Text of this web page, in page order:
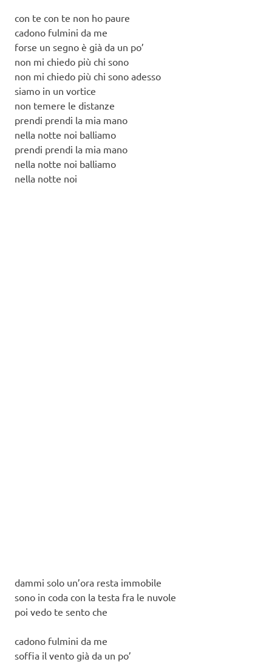
con te con te non ho paure
cadono fulmini da me
forse un segno è già da un po’
non mi chiedo più chi sono
non mi chiedo più chi sono adesso
siamo in un vortice
non temere le distanze
prendi prendi la mia mano
nella notte noi balliamo
prendi prendi la mia mano
nella notte noi balliamo
nella notte noi
dammi solo un’ora resta immobile
sono in coda con la testa fra le nuvole
poi vedo te sento che
cadono fulmini da me
soffia il vento già da un po’